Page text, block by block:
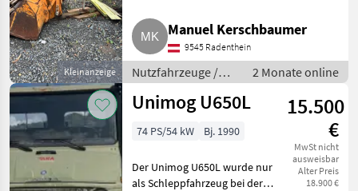
Kleinanzeige
bitte melden. Nutzfahrzeuge
Lastwagen (LKW)
Manuel Kerschbaumer
9545 Radenthein
Nutzfahrzeuge /
Lastwagen (LKW)
2 Monate online
Unimog U650L
15.500
€
MwSt nicht
ausweisbar
Alter Preis
18.900 €
74 PS/54 kW Bj. 1990
Der Unimog U650L wurde nur
als Schleppfahrzeug bei der